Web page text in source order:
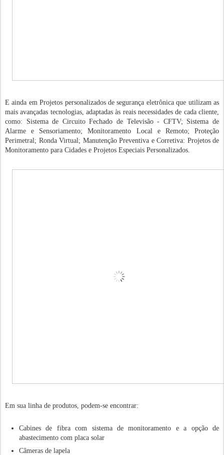
E ainda em Projetos personalizados de segurança eletrônica que utilizam as
mais avançadas tecnologias, adaptadas às reais necessidades de cada cliente,
como: Sistema de Circuito Fechado de Televisão - CFTV; Sistema de
Alarme e Sensoriamento; Monitoramento Local e Remoto; Proteção
Perimetral; Ronda Virtual; Manutenção Preventiva e Corretiva: Projetos de
Monitoramento para Cidades e Projetos Especiais Personalizados.
Em sua linha de produtos, podem-se encontrar:
Cabines de fibra com sistema de monitoramento e a opção de
abastecimento com placa solar
Câmeras de lapela